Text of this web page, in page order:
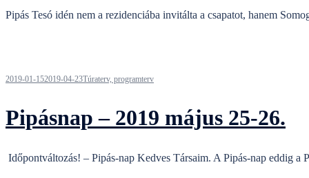
Pipás Tesó idén nem a rezidenciába invitálta a csapatot, hanem
2019-01-152019-04-23Túraterv, programterv
Pipásnap – 2019 május 25-26.
Időpontváltozás! – Pipás-nap Kedves Társaim. A Pipás-nap eddig